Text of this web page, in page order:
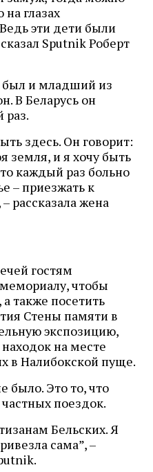
на глазах
эти дети были
Sputnik Роберт
был и младший из
В Беларусь он
раз.
здесь. Он говорит:
земля, и я хочу быть
каждый раз больно
– приезжать к
рассказала жена
гостям
чтобы
также посетить
Стены памяти в
экспозицию,
на месте
в Налибокской пуще.
было. Это то, что
поездок.
Бельских. Я
сама”, –